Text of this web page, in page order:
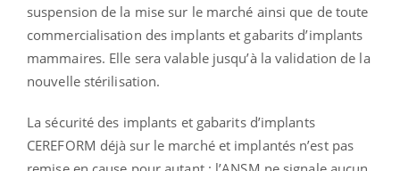
suspension de la mise sur le marché ainsi que de toute
commercialisation des implants et gabarits d’implants
mammaires. Elle sera valable jusqu’à la validation de la
nouvelle stérilisation.
La sécurité des implants et gabarits d’implants
CEREFORM déjà sur le marché et implantés n’est pas